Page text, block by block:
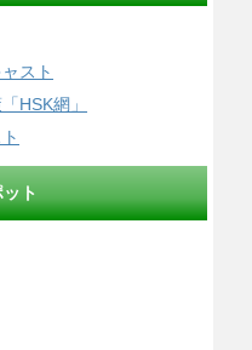
スト
HSK網」
ト